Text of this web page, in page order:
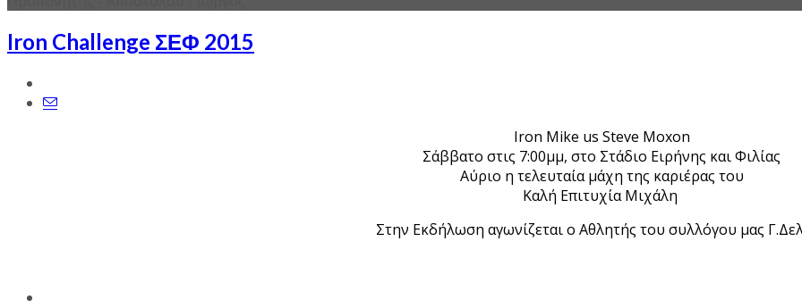
Iron Challenge ΣΕΦ 2015
Iron Mike us Steve Moxon
Σάββατο στις 7:00μμ, στο Στάδιο Ειρήνης και Φιλίας
Αύριο η τελευταία μάχη της καριέρας του
Καλή Επιτυχία Μιχάλη
Στην Εκδήλωση αγωνίζεται ο Αθλητής του συλλόγου μας